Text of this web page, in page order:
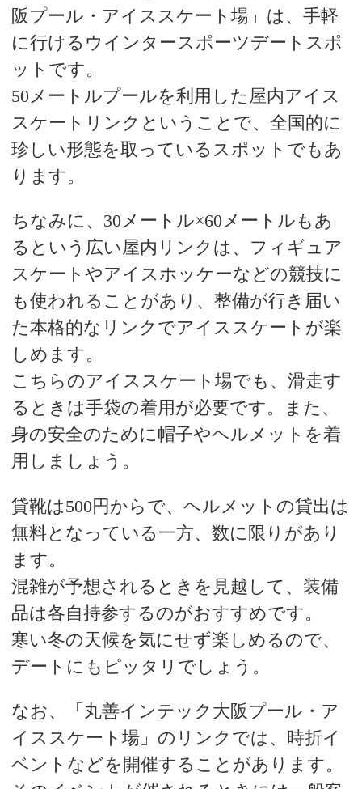
阪プール・アイススケート場」は、手軽
に行けるウインタースポーツデートスポ
ットです。
50メートルプールを利用した屋内アイス
スケートリンクということで、全国的に
珍しい形態を取っているスポットでもあ
ります。
ちなみに、30メートル×60メートルもあ
るという広い屋内リンクは、フィギュア
スケートやアイスホッケーなどの競技に
も使われることがあり、整備が行き届い
た本格的なリンクでアイススケートが楽
しめます。
こちらのアイススケート場でも、滑走す
るときは手袋の着用が必要です。また、
身の安全のために帽子やヘルメットを着
用しましょう。
貸靴は500円からで、ヘルメットの貸出は
無料となっている一方、数に限りがあり
ます。
混雑が予想されるときを見越して、装備
品は各自持参するのがおすすめです。
寒い冬の天候を気にせず楽しめるので、
デートにもピッタリでしょう。
なお、「丸善インテック大阪プール・ア
イススケート場」のリンクでは、時折イ
ベントなどを開催することがあります。